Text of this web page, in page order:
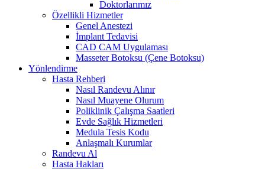
Doktorlarımız
Özellikli Hizmetler
Genel Anestezi
İmplant Tedavisi
CAD CAM Uygulaması
Masseter Botoksu (Çene Botoksu)
Yönlendirme
Hasta Rehberi
Nasıl Randevu Alınır
Nasıl Muayene Olurum
Poliklinik Çalışma Saatleri
Evde Sağlık Hizmetleri
Medula Tesis Kodu
Anlaşmalı Kurumlar
Randevu Al
Hasta Hakları